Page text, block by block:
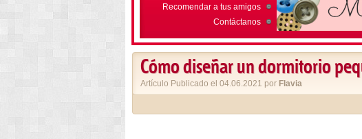
Recomendar a tus amigos
Contáctanos
Cómo diseñar un dormitorio
Artículo Publicado el 04.06.2021 por Flavia